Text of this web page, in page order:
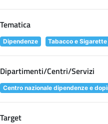
Tematica
Dipendenze Tabacco e
Dipartimenti/Centri/Servizi
Centro nazionale dipendenze e
Target